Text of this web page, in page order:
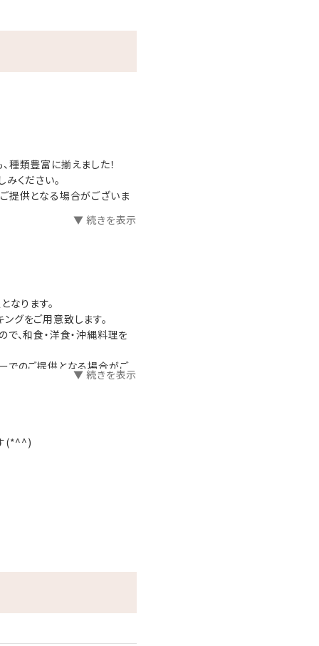
ンク
種類豊富に揃えました！
ください。
提供となる場合がございま
▼ 続きを表示
ります。
グをご用意致します。
、和食・洋食・沖縄料理を
でのご提供となる場合がご
い。
▼ 続きを表示
(*^^)